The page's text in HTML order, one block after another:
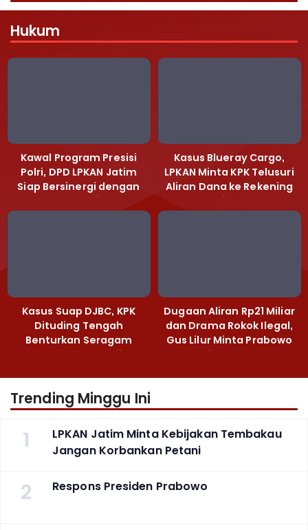
Hukum
Kawal Program Presisi
Polri, DPD LPKAN Jatim
Siap Bersinergi dengan
Polda Jatim
Kasus Blueray Cargo,
LPKAN Minta KPK Telusuri
Aliran Dana ke Rekening
Heri Black
Kasus Suap DJBC, KPK
Dituding Tengah
Benturkan Seragam
Cokelat dengan Hijau
Dugaan Aliran Rp21 Miliar
dan Drama Rokok Ilegal,
Gus Lilur Minta Prabowo
Bertindak Tegas
Trending Minggu Ini
1
LPKAN Jatim Minta Kebijakan Tembakau
Jangan Korbankan Petani
2 Respons Presiden Prabowo